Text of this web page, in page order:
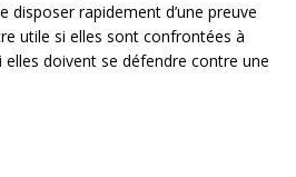
disposer rapidement d’une preuve
utile si elles sont confrontées à
doivent se défendre contre une